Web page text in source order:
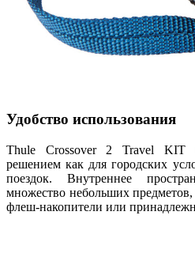
Удобство использования
Thule Crossover 2 Travel KIT
решением как для городских
поездок. Внутреннее
множество небольших
флеш-накопители или